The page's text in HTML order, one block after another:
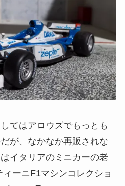
てはアロウズでもっとも
が、なかなか再販されな
イタリアのミニカーの老
ーニF1マシンコレクショ